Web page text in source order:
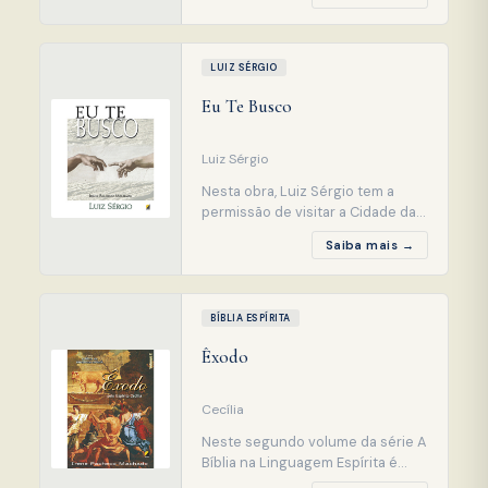
uma só obra. Esdras foi o primeiro
da classe conhecida como
escribas, copistas oficiais e
tinha uma visão futurista e
LUIZ SÉRGIO
Eu Te Busco
Luiz Sérgio
Nesta obra, Luiz Sérgio tem a
permissão de visitar a Cidade das
Crianças, núcleo espiritual
destinado a receber crianças,
adolescentes e jovens
desencarnados, local em que
continuam os estudos
desfrutar de imensas
Saiba mais →
BÍBLIA ESPÍRITA
Êxodo
Cecília
Neste segundo volume da série A
Bíblia na Linguagem Espírita é
analisado minuciosamente o livro